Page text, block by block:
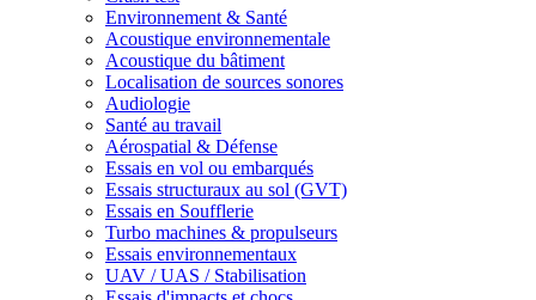
Environnement & Santé
Acoustique environnementale
Acoustique du bâtiment
Localisation de sources sonores
Audiologie
Santé au travail
Aérospatial & Défense
Essais en vol ou embarqués
Essais structuraux au sol (GVT)
Essais en Soufflerie
Turbo machines & propulseurs
Essais environnementaux
UAV / UAS / Stabilisation